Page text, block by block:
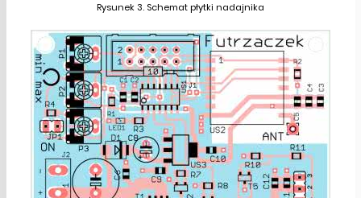
Rysunek 3. Schemat płytki nadajnika